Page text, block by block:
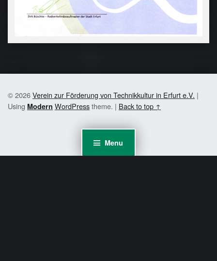
Menu
© 2026Verein zur Förderung von Technikkultur in Erfurt e.V. |
Using Modern WordPresstheme. | Back to top ↑